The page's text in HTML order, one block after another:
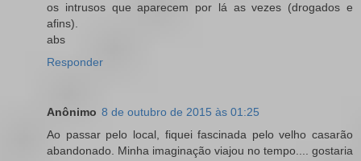
os intrusos que aparecem por lá as vezes (drogados e
afins).
abs
Responder
Anônimo 8 de outubro de 2015 às 01:25
Ao passar pelo local, fiquei fascinada pelo velho casarão
abandonado. Minha imaginação viajou no tempo.... gostaria